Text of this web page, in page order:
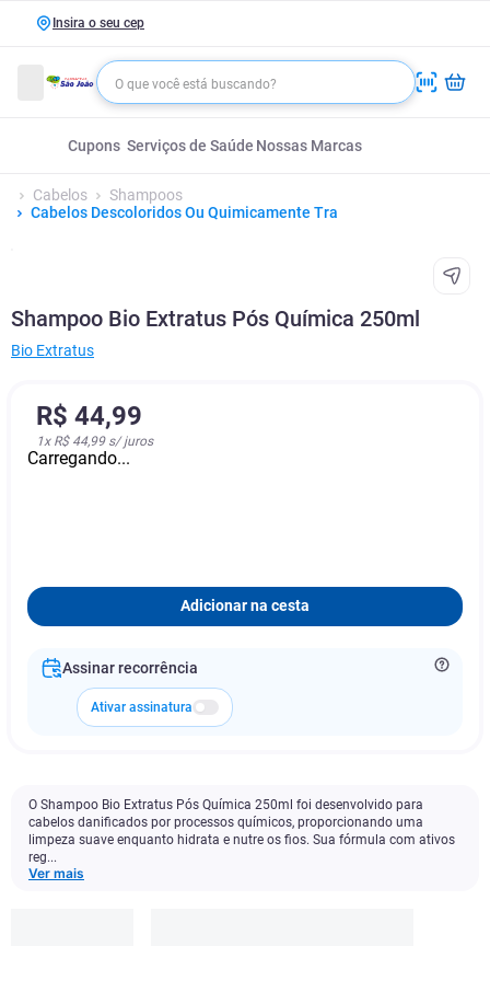
Insira o seu cep
Cupons Serviços de Saúde Nossas Marcas
Cabelos
Shampoos
Cabelos Descoloridos Ou Quimicamente Tra
Shampoo Bio Extratus Pós Química 250ml
Bio Extratus
R$ 44,99
1x R$ 44,99s/ juros
Carregando...
Adicionar na cesta
Assinar recorrência
Ativar assinatura
O Shampoo Bio Extratus Pós Química 250ml foi desenvolvido para
cabelos danificados por processos químicos, proporcionando uma
limpeza suave enquanto hidrata e nutre os fios. Sua fórmula com ativos
reg...
Ver mais